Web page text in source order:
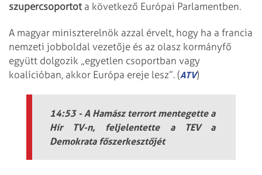
szupercsoportot a következő Európai Parlamentben.
A magyar miniszterelnök azzal érvelt, hogy ha a francia
nemzeti jobboldal vezetője és az olasz kormányfő
együtt dolgozik „egyetlen csoportban vagy
koalícióban, akkor Európa ereje lesz”. (ATV)
14:53 - A Hamász terrort mentegette a
Hír TV-n, feljelentette a TEV a
Demokrata főszerkesztőjét